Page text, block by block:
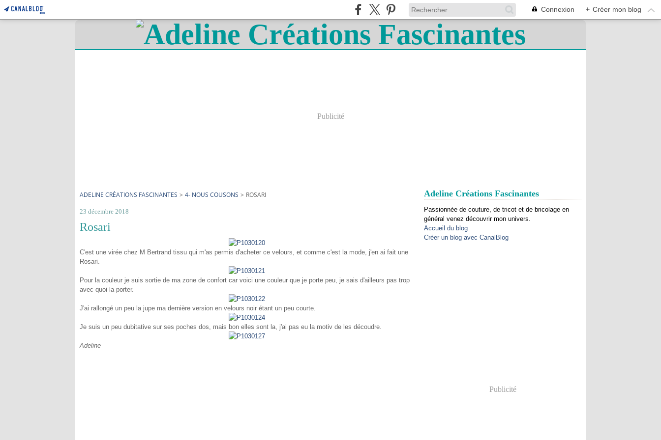
Connexion + Créer mon blog
Publicité
ADELINE CRÉATIONS FASCINANTES > 4- NOUS COUSONS > ROSARI
23 décembre 2018
Rosari
C'est une virée chez M Bertrand tissu qui m'as permis d'acheter ce velours, et comme c'est la mode, j'en ai fait une
Rosari.
Pour la couleur je suis sortie de ma zone de confort car voici une couleur que je porte peu, je sais d'ailleurs pas trop
avec quoi la porter.
J'ai rallongé un peu la jupe ma dernière version en velours noir étant un peu courte.
Je suis un peu dubitative sur ses poches dos, mais bon elles sont la, j'ai pas eu la motiv de les découdre.
Adeline
Adeline Créations Fascinantes
Passionnée de couture, de tricot et de bricolage en
général venez découvrir mon univers.
Accueil du blog
Créer un blog avec CanalBlog
Publicité